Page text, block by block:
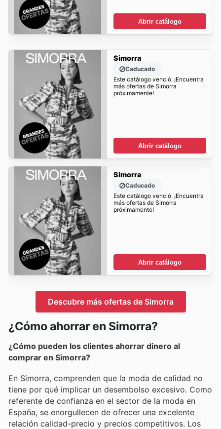
Abrir catálogo
Simorra
Caducado
Este catálogo venció. ¡Encuentra
más ofertas de Simorra
próximamente!
Abrir catálogo
Simorra
Caducado
Este catálogo venció. ¡Encuentra
más ofertas de Simorra
próximamente!
Abrir catálogo
Descubre más ofertas de Simorra
¿Cómo ahorrar en Simorra?
¿Cómo pueden los clientes ahorrar dinero al
comprar en Simorra?
En Simorra, comprenden que la moda de calidad no
tiene por qué implicar un desembolso excesivo. Como
referente de confianza en el sector de la moda en
España, se enorgullecen de ofrecer una excelente
relación calidad-precio y precios competitivos. Los